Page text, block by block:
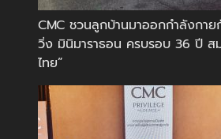
CMC ชวนลูกบ้านมาออกกำลังกา
วิ่ง มินิมาราธอน ครบรอบ 36 ปี ส
ไทย”